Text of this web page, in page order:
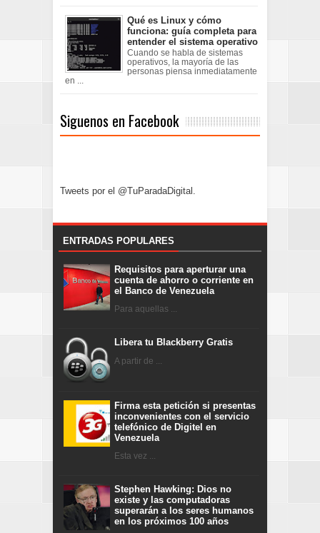
Qué es Linux y cómo
funciona: guía completa para
entender el sistema operativo
Cuando se habla de sistemas
operativos, la mayoría de las
personas piensa inmediatamente
en ...
Siguenos en Facebook
Tweets por el @TuParadaDigital.
ENTRADAS POPULARES
Requisitos para aperturar una
cuenta de ahorro o corriente en
el Banco de Venezuela
Para aquellas ...
Libera tu Blackberry Gratis
A partir de ...
Firma esta petición si presentas
inconvenientes con el servicio
telefónico de Digitel en
Venezuela
Esta vez ...
Stephen Hawking: Dios no
existe y las computadoras
superarán a los seres humanos
en los próximos 100 años